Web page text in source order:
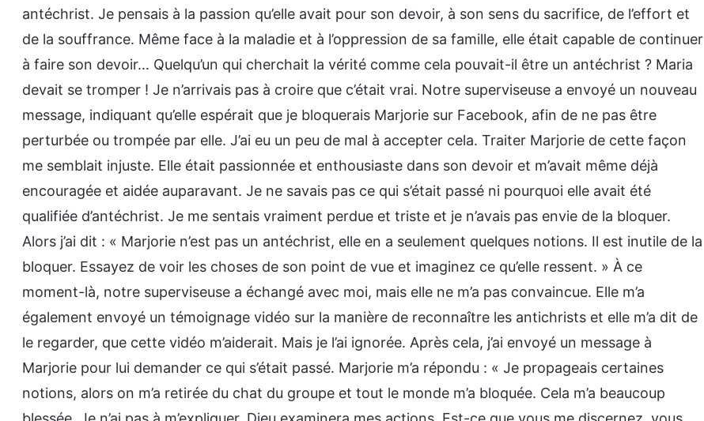
antéchrist. Je pensais à la passion qu’elle avait pour son devoir, à son sens du sacrifice, de l’effort et
de la souffrance. Même face à la maladie et à l’oppression de sa famille, elle était capable de continuer
à faire son devoir… Quelqu’un qui cherchait la vérité comme cela pouvait-il être un antéchrist ? Maria
devait se tromper ! Je n’arrivais pas à croire que c’était vrai. Notre superviseuse a envoyé un nouveau
message, indiquant qu’elle espérait que je bloquerais Marjorie sur Facebook, afin de ne pas être
perturbée ou trompée par elle. J’ai eu un peu de mal à accepter cela. Traiter Marjorie de cette façon
me semblait injuste. Elle était passionnée et enthousiaste dans son devoir et m’avait même déjà
encouragée et aidée auparavant. Je ne savais pas ce qui s’était passé ni pourquoi elle avait été
qualifiée d’antéchrist. Je me sentais vraiment perdue et triste et je n’avais pas envie de la bloquer.
Alors j’ai dit : « Marjorie n’est pas un antéchrist, elle en a seulement quelques notions. Il est inutile de la
bloquer. Essayez de voir les choses de son point de vue et imaginez ce qu’elle ressent. » À ce
moment-là, notre superviseuse a échangé avec moi, mais elle ne m’a pas convaincue. Elle m’a
également envoyé un témoignage vidéo sur la manière de reconnaître les antichrists et elle m’a dit de
le regarder, que cette vidéo m’aiderait. Mais je l’ai ignorée. Après cela, j’ai envoyé un message à
Marjorie pour lui demander ce qui s’était passé. Marjorie m’a répondu : « Je propageais certaines
notions, alors on m’a retirée du chat du groupe et tout le monde m’a bloquée. Cela m’a beaucoup